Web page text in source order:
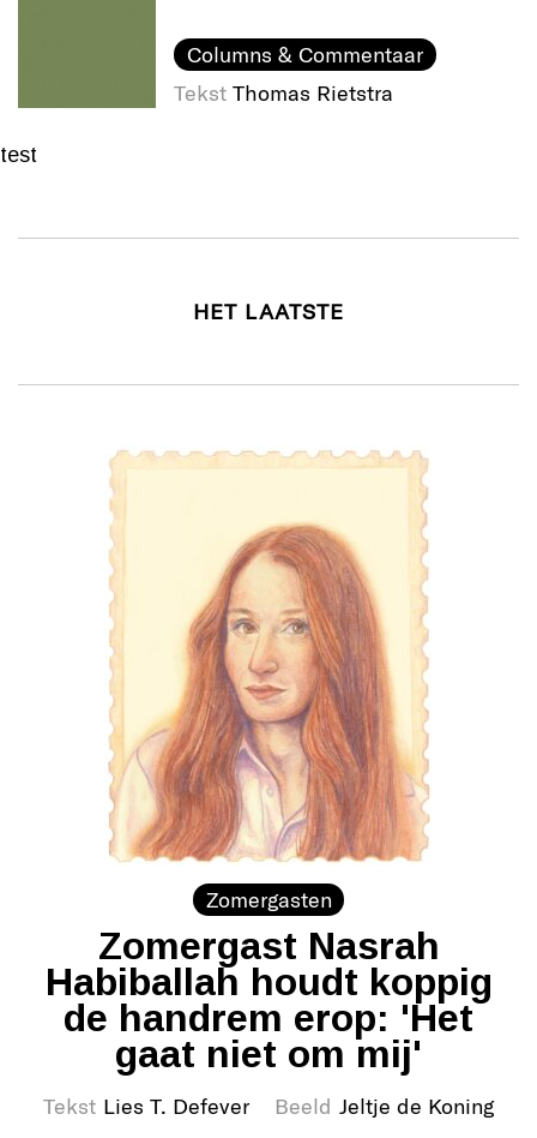
Columns & Commentaar
Tekst Thomas Rietstra
test
HET LAATSTE
Zomergasten
Zomergast Nasrah
Habiballah houdt koppig
de handrem erop: 'Het
gaat niet om mij'
Tekst Lies T. Defever Beeld Jeltje de Koning